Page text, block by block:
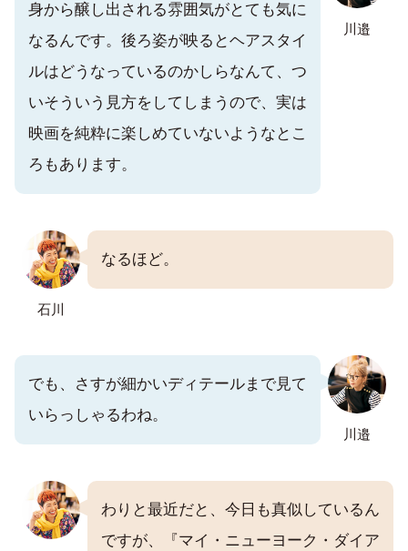
川邉
身から醸し出される雰囲気がとても気に
なるんです。後ろ姿が映るとヘアスタイ
ルはどうなっているのかしらなんて、つ
いそういう見方をしてしまうので、実は
映画を純粋に楽しめていないようなとこ
ろもあります。
石川
なるほど。
川邉
でも、さすが細かいディテールまで見て
いらっしゃるわね。
わりと最近だと、今日も真似しているん
ですが、『マイ・ニューヨーク・ダイア